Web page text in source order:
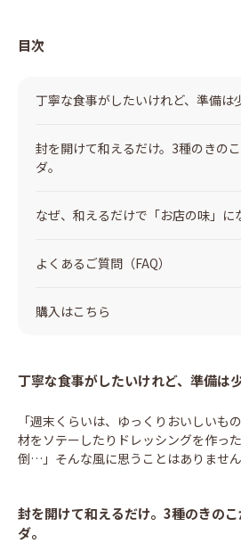
目次
丁寧な食事がしたいけれど、準備は
封を開けて和えるだけ。3種のきの
ダ。
なぜ、和えるだけで「お店の味」に
よくあるご質問（FAQ）
購入はこちら
丁寧な食事がしたいけれど、準備は
「週末くらいは、ゆっくりおいしいも
材をソテーしたりドレッシングを作っ
倒…」そんな風に思うことはありませ
封を開けて和えるだけ。3種のきの
ダ。